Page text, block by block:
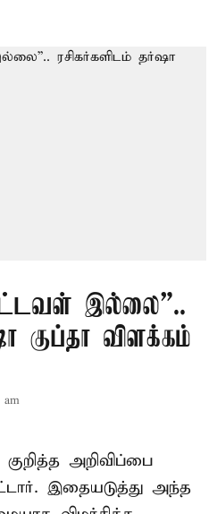
இல்லை”..
குப்தா விளக்கம்
am
அறிவிப்பை
இதையடுத்து அந்த